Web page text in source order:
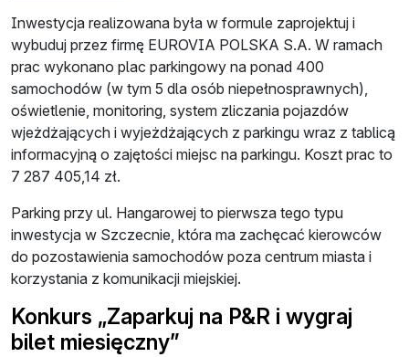
Inwestycja realizowana była w formule zaprojektuj i
wybuduj przez firmę EUROVIA POLSKA S.A. W ramach
prac wykonano plac parkingowy na ponad 400
samochodów (w tym 5 dla osób niepełnosprawnych),
oświetlenie, monitoring, system zliczania pojazdów
wjeżdżających i wyjeżdżających z parkingu wraz z tablicą
informacyjną o zajętości miejsc na parkingu. Koszt prac to
7 287 405,14 zł.
Parking przy ul. Hangarowej to pierwsza tego typu
inwestycja w Szczecnie, która ma zachęcać kierowców
do pozostawienia samochodów poza centrum miasta i
korzystania z komunikacji miejskiej.
Konkurs „Zaparkuj na P&R i wygraj
bilet miesięczny”